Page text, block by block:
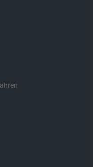
die Abmessungen
2
der Fahrzeugkarosserie.